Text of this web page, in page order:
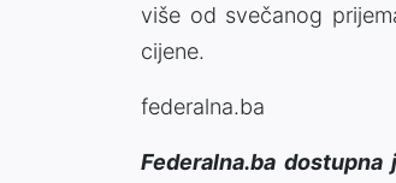
više od svečanog
cijene.
federalna.ba
Federalna.ba